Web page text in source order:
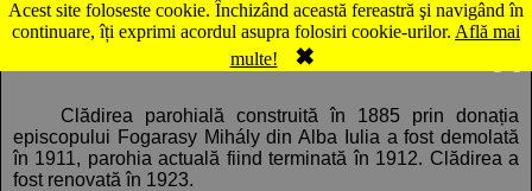
Acest site foloseste cookie. Închizând această fereastră şi navigând în
continuare, îți exprimi acordul asupra folosiri cookie-urilor. Află mai
multe!
✖
Hartă Poloniţa: Parohia catolica
Clădirea parohială construită în 1885 prin donația
episcopului Fogarasy Mihály din Alba Iulia a fost demolată
în 1911, parohia actuală fiind terminată în 1912. Clădirea a
fost renovată în 1923.
Comentarii